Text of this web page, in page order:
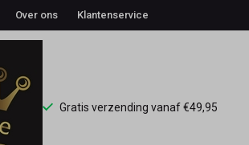
Over ons Klantenservice
Gratis verzending vanaf €49,95